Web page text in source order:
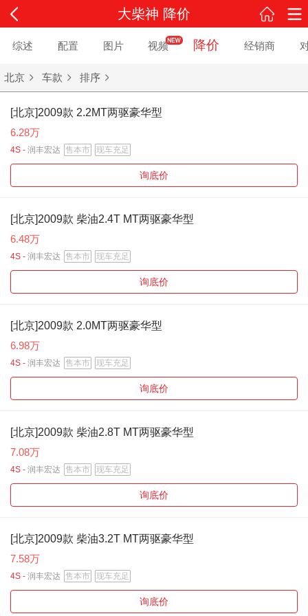
大柴神 降价
综述 配置 图片 视频 降价 经销商
北京 车款 排序
[北京]2009款 2.2MT两驱豪华型
6.28万
4S - 润丰宏达 售本市 现车充足
询底价
[北京]2009款 柴油2.4T MT两驱豪华型
6.48万
4S - 润丰宏达 售本市 现车充足
询底价
[北京]2009款 2.0MT两驱豪华型
6.98万
4S - 润丰宏达 售本市 现车充足
询底价
[北京]2009款 柴油2.8T MT两驱豪华型
7.08万
4S - 润丰宏达 售本市 现车充足
询底价
[北京]2009款 柴油3.2T MT两驱豪华型
7.58万
4S - 润丰宏达 售本市 现车充足
询底价